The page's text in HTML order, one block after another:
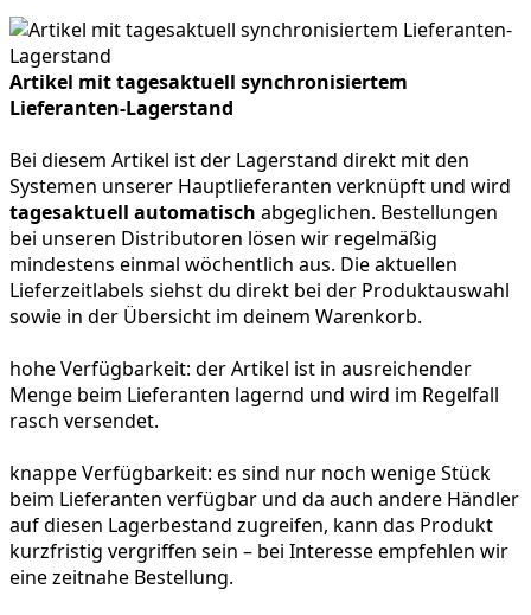
Artikel mit tagesaktuell synchronisiertem
Lieferanten-Lagerstand
Bei diesem Artikel ist der Lagerstand direkt mit den
Systemen unserer Hauptlieferanten verknüpft und wird
tagesaktuell automatisch abgeglichen. Bestellungen
bei unseren Distributoren lösen wir regelmäßig
mindestens einmal wöchentlich aus. Die aktuellen
Lieferzeitlabels siehst du direkt bei der Produktauswahl
sowie in der Übersicht im deinem Warenkorb.
hohe Verfügbarkeit: der Artikel ist in ausreichender
Menge beim Lieferanten lagernd und wird im Regelfall
rasch versendet.
knappe Verfügbarkeit: es sind nur noch wenige Stück
beim Lieferanten verfügbar und da auch andere Händler
auf diesen Lagerbestand zugreifen, kann das Produkt
kurzfristig vergriffen sein – bei Interesse empfehlen wir
eine zeitnahe Bestellung.